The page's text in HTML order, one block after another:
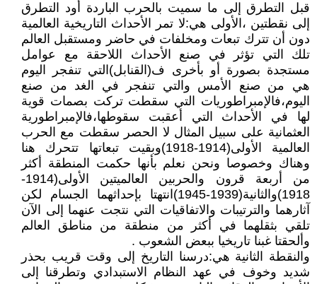
قبل التطرق إلى ما سميت بالحرب الباردة أود التطرق
إلى نقطتين ،الأولى هي:لا تمر الأحداث التاريخية العالمية
دون أن تترك تبعات ومخلفات في حاضر ومستقبل العالم
تلك التي تؤثر في صنع الأحداث اللاحقة مع عوامل
مستجدة بصورة أو بأخرى ف(القنابل)التي تنفجر اليوم
هي من صنع الأمس والتي تنفجر في الغد من صنع
اليوم،فالإمبراطوريات التي سقطت تركت بصمات قوية
لها في الأحداث التي أعقبت سقوطها،فالإمبراطورية
العثمانية على سبيل المثال لا الحصر سقطت مع الحرب
العالمية الأولى(1914-1918)وبقيت تبعاتها تتحرك هنا
وهناك وخصوصا ونحن نعلم بأنها حكمت المنطقة أكثر
من أربعة قرون والحربين العالميتين الأولى(1914-
1918)والثانية(1939-1945)انتهتا بإحداثهما الجسام لكن
آثارهما والترتيبات والاتفاقيات التي نتجت عنهما إلى الآن
تلقي بثقلهما في أكثر من منطقة من مناطق العالم
وألحقتا غبنا تاريخيا ببعض الشعوب .
والنقطة الثانية هي:درسنا التاريخ إلى وقت قريب بحذر
شديد وخوف في عهد النظام الاستبدادي وتطرقنا إلى